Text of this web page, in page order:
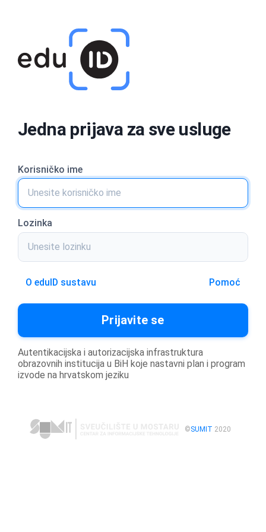
Jedna prijava za sve usluge
Korisničko ime
Lozinka
O eduID sustavu Pomoć
Prijavite se
Autentikacijska i autorizacijska infrastruktura
obrazovnih institucija u BiH koje nastavni plan i program
izvode na hrvatskom jeziku
©SUMIT 2020